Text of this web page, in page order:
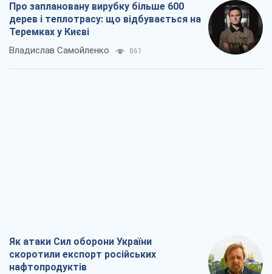
Про заплановану вирубку більше 600
дерев і теплотрасу: що відбувається на
Теремках у Києві
Владислав Самойленко 861
Як атаки Сил оборони України
скоротили експорт російських
нафтопродуктів